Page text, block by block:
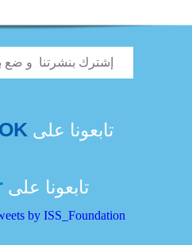
تابعونا على
تابعونا على
by ISS_Foundation